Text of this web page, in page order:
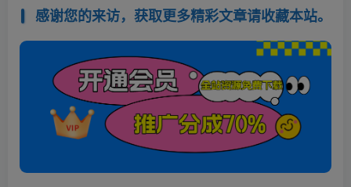
感谢您的来访，获取更多精彩文章请收藏本站。